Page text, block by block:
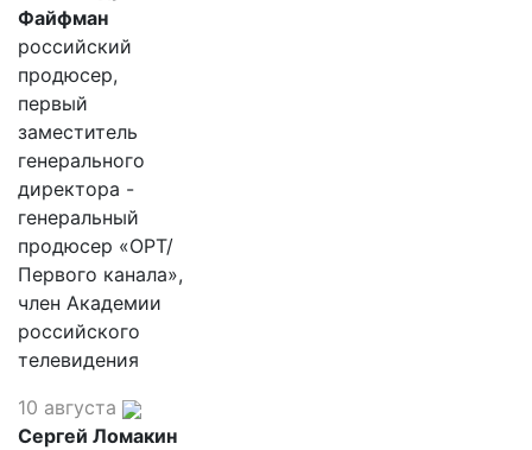
Файфман
российский
продюсер,
первый
заместитель
генерального
директора -
генеральный
продюсер «ОРТ/
Первого канала»,
член Академии
российского
телевидения
10 августа
Сергей Ломакин